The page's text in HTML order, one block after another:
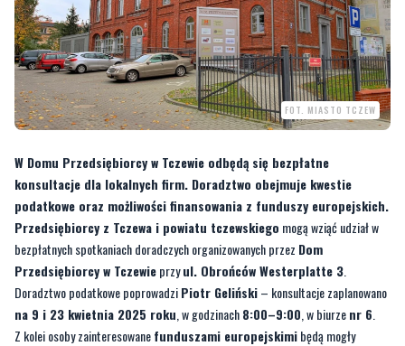
FOT. MIASTO TCZEW
W Domu Przedsiębiorcy w Tczewie odbędą się bezpłatne
konsultacje dla lokalnych firm. Doradztwo obejmuje kwestie
podatkowe oraz możliwości finansowania z funduszy europejskich.
Przedsiębiorcy z Tczewa i powiatu tczewskiego mogą wziąć udział w
bezpłatnych spotkaniach doradczych organizowanych przez Dom
Przedsiębiorcy w Tczewieprzyul. Obrońców Westerplatte 3
Doradztwo podatkowe poprowadziPiotr Geliński– konsultacje zaplanowano
na 9 i 23 kwietnia 2025 roku , w godzinach8:00–9:00 , w biurzenr 6
Z kolei osoby zainteresowanefunduszami europejskimibędą mogły